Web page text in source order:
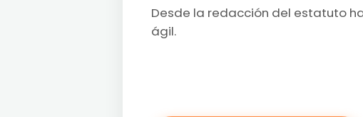
Desde la redacción del estatuto
ágil.